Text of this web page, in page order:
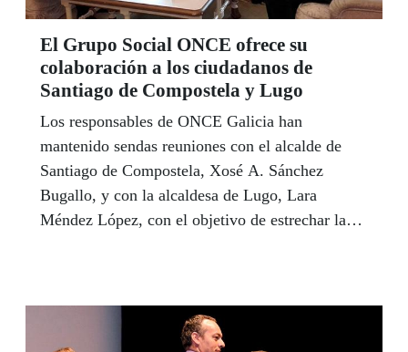
El Grupo Social ONCE ofrece su
colaboración a los ciudadanos de
Santiago de Compostela y Lugo
Los responsables de ONCE Galicia han
mantenido sendas reuniones con el alcalde de
Santiago de Compostela, Xosé A. Sánchez
Bugallo, y con la alcaldesa de Lugo, Lara
Méndez López, con el objetivo de estrechar lazos